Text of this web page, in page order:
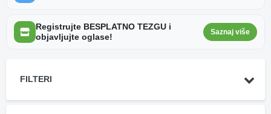
Registrujte BESPLATNO TEZGU i
objavljujte oglase!
Saznaj više
FILTERI